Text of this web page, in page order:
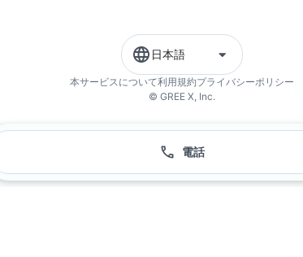
日本語
本サービスについて利用規約プライバシーポリシー
© GREE X, Inc.
電話